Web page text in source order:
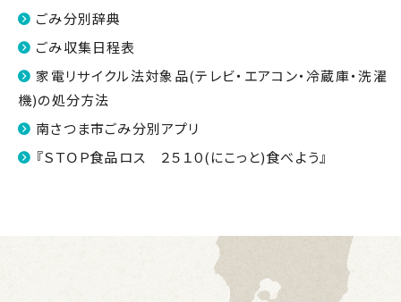
ごみ分別辞典
ごみ収集日程表
家電リサイクル法対象品(テレビ・エアコン・冷蔵庫・洗濯
機)の処分方法
南さつま市ごみ分別アプリ
『ＳＴＯＰ食品ロス ２５１０(にこっと)食べよう』